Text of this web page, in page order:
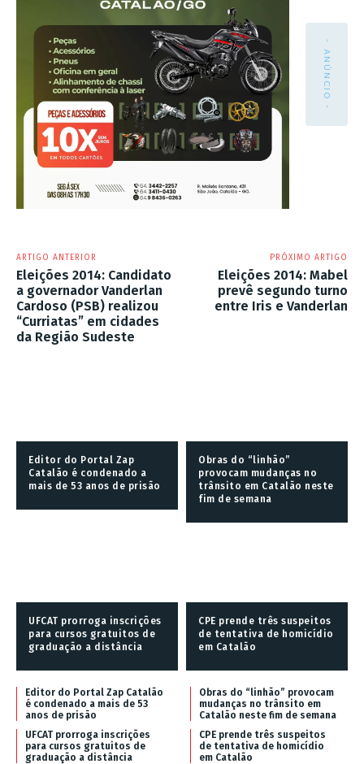
- ANÚNCIO -
ARTIGO ANTERIOR
Eleições 2014: Candidato
a governador Vanderlan
Cardoso (PSB) realizou
“Curriatas” em cidades
da Região Sudeste
PRÓXIMO ARTIGO
Eleições 2014: Mabel
prevê segundo turno
entre Iris e Vanderlan
Editor do Portal Zap
Catalão é condenado a
mais de 53 anos de prisão
Obras do “linhão”
provocam mudanças no
trânsito em Catalão neste
fim de semana
UFCAT prorroga inscrições
para cursos gratuitos de
graduação a distância
CPE prende três suspeitos
de tentativa de homicídio
em Catalão
Editor do Portal Zap Catalão
é condenado a mais de 53
anos de prisão
Obras do “linhão” provocam
mudanças no trânsito em
Catalão neste fim de semana
UFCAT prorroga inscrições
para cursos gratuitos de
graduação a distância
CPE prende três suspeitos
de tentativa de homicídio
em Catalão